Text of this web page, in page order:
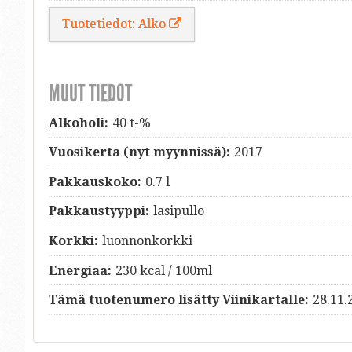
Tuotetiedot: Alko
MUUT TIEDOT
Alkoholi: 40 t-%
Vuosikerta (nyt myynnissä): 2017
Pakkauskoko: 0.7 l
Pakkaustyyppi: lasipullo
Korkki: luonnonkorkki
Energiaa: 230 kcal / 100ml
Tämä tuotenumero lisätty Viinikartalle: